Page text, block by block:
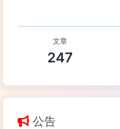
文章
247
公告